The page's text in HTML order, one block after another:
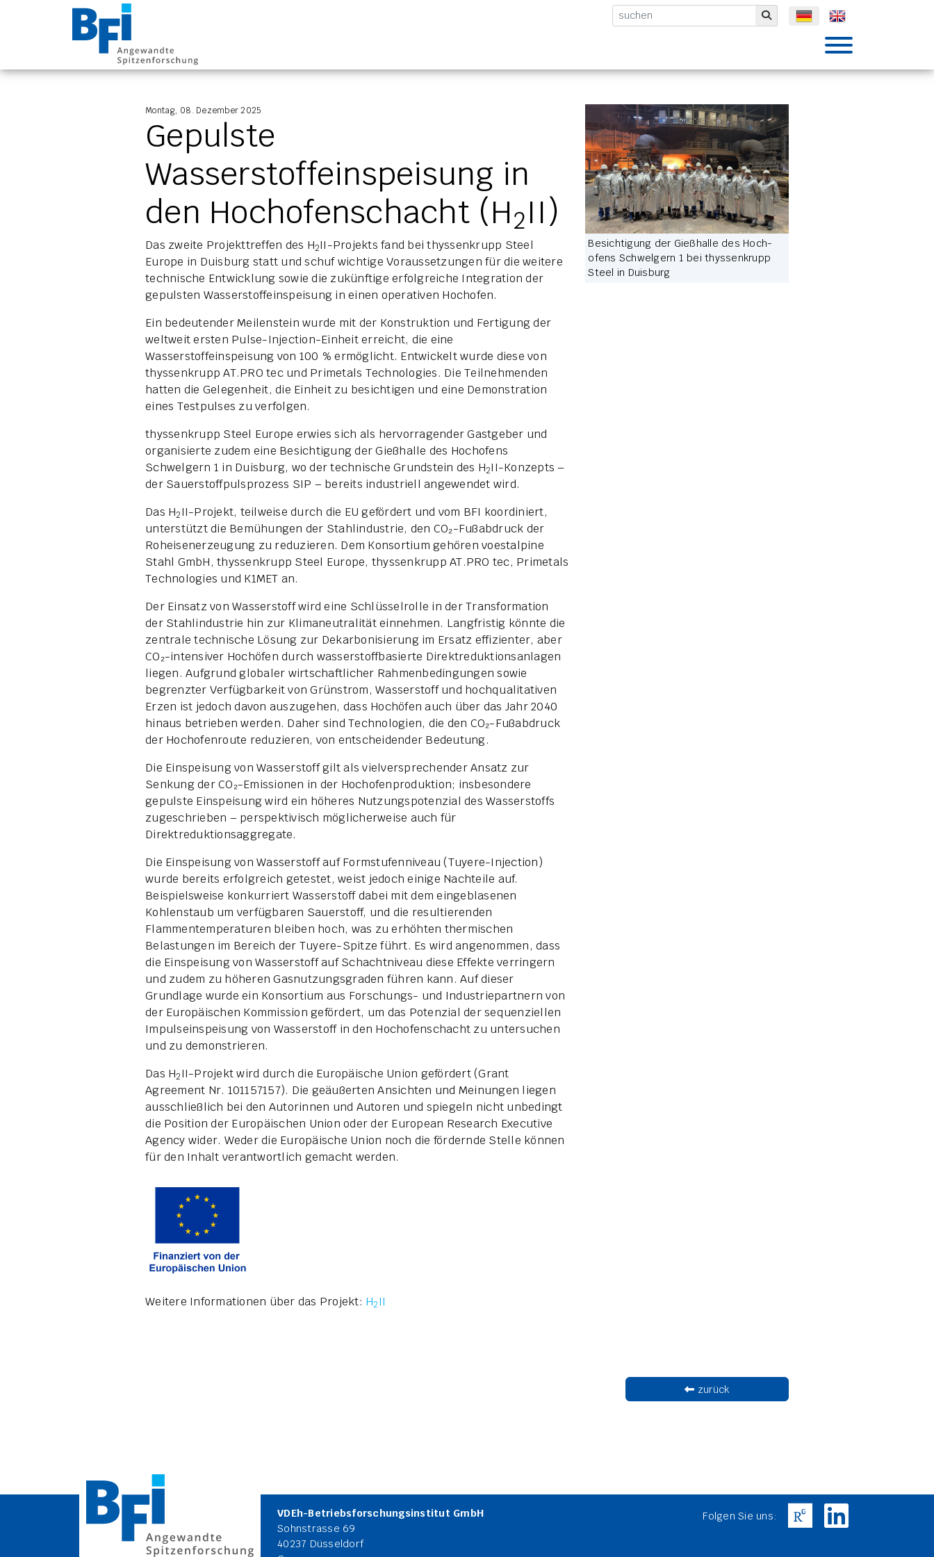
BFI VDEh-Betriebsforschungsinstitut GmbH Submit
Montag, 08. Dezember 2025
Gepulste
Wasserstoffeinspeisung in
den Hochofenschacht (H2II)
Das zweite Projekttreffen des H2II-Projekts fand bei thyssenkrupp Steel
Europe in Duisburg statt und schuf wichtige Voraussetzungen für die weitere
technische Entwicklung sowie die zukünftige erfolgreiche Integration der
gepulsten Wasserstoffeinspeisung in einen operativen Hochofen.
Ein bedeutender Meilenstein wurde mit der Konstruktion und Fertigung der
weltweit ersten Pulse-Injection-Einheit erreicht, die eine
Wasserstoffeinspeisung von 100 % ermöglicht. Entwickelt wurde diese von
thyssenkrupp AT.PRO tec und Primetals Technologies. Die Teilnehmenden
hatten die Gelegenheit, die Einheit zu besichtigen und eine Demonstration
eines Testpulses zu verfolgen.
thyssenkrupp Steel Europe erwies sich als hervorragender Gastgeber und
organisierte zudem eine Besichtigung der Gießhalle des Hochofens
Schwelgern 1 in Duisburg, wo der technische Grundstein des H2II-Konzepts –
der Sauerstoffpulsprozess SIP – bereits industriell angewendet wird.
Das H2II-Projekt, teilweise durch die EU gefördert und vom BFI koordiniert,
unterstützt die Bemühungen der Stahlindustrie, den CO₂-Fußabdruck der
Roheisenerzeugung zu reduzieren. Dem Konsortium gehören voestalpine
Stahl GmbH, thyssenkrupp Steel Europe, thyssenkrupp AT.PRO tec, Primetals
Technologies und K1MET an.
Der Einsatz von Wasserstoff wird eine Schlüsselrolle in der Transformation
der Stahlindustrie hin zur Klimaneutralität einnehmen. Langfristig könnte die
zentrale technische Lösung zur Dekarbonisierung im Ersatz effizienter, aber
CO₂-intensiver Hochöfen durch wasserstoffbasierte Direktreduktionsanlagen
liegen. Aufgrund globaler wirtschaftlicher Rahmenbedingungen sowie
begrenzter Verfügbarkeit von Grünstrom, Wasserstoff und hochqualitativen
Erzen ist jedoch davon auszugehen, dass Hochöfen auch über das Jahr 2040
hinaus betrieben werden. Daher sind Technologien, die den CO₂-Fußabdruck
der Hochofenroute reduzieren, von entscheidender Bedeutung.
Die Einspeisung von Wasserstoff gilt als vielversprechender Ansatz zur
Senkung der CO₂-Emissionen in der Hochofenproduktion; insbesondere
gepulste Einspeisung wird ein höheres Nutzungspotenzial des Wasserstoffs
zugeschrieben – perspektivisch möglicherweise auch für
Direktreduktionsaggregate.
Die Einspeisung von Wasserstoff auf Formstufenniveau (Tuyere-Injection)
wurde bereits erfolgreich getestet, weist jedoch einige Nachteile auf.
Beispielsweise konkurriert Wasserstoff dabei mit dem eingeblasenen
Kohlenstaub um verfügbaren Sauerstoff, und die resultierenden
Flammentemperaturen bleiben hoch, was zu erhöhten thermischen
Belastungen im Bereich der Tuyere-Spitze führt. Es wird angenommen, dass
die Einspeisung von Wasserstoff auf Schachtniveau diese Effekte verringern
und zudem zu höheren Gasnutzungsgraden führen kann. Auf dieser
Grundlage wurde ein Konsortium aus Forschungs- und Industriepartnern von
der Europäischen Kommission gefördert, um das Potenzial der sequenziellen
Impulseinspeisung von Wasserstoff in den Hochofenschacht zu untersuchen
und zu demonstrieren.
Das H2II-Projekt wird durch die Europäische Union gefördert (Grant
Agreement Nr. 101157157). Die geäußerten Ansichten und Meinungen liegen
ausschließlich bei den Autorinnen und Autoren und spiegeln nicht unbedingt
die Position der Europäischen Union oder der European Research Executive
Agency wider. Weder die Europäische Union noch die fördernde Stelle können
für den Inhalt verantwortlich gemacht werden.
Weitere Informationen über das Projekt: H2II
Be­sich­ti­gung der Gieß­hal­le des Hoch­
ofens Schwel­gern 1 bei thys­sen­krupp
Steel in Duis­burg
zurück
VDEh-Betriebsforschungsinstitut GmbH
Sohnstrasse 69
40237 Düsseldorf
Folgen Sie uns: